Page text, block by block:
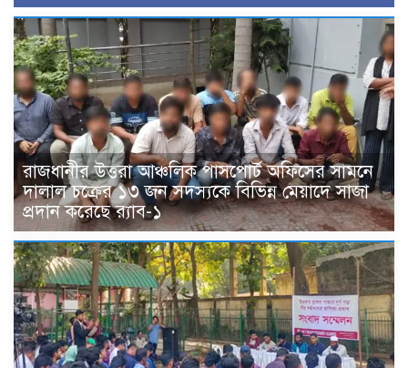
রাজধানীর উত্তরা আঞ্চলিক পাসপোর্ট অফিসের সামনে
দালাল চক্রের ১৩ জন সদস্যকে বিভিন্ন মেয়াদে সাজা
প্রদান করেছে র‌্যাব-১